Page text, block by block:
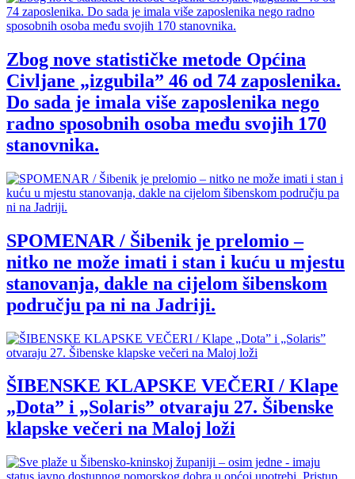
Zbog nove statističke metode Općina
Civljane „izgubila” 46 od 74 zaposlenika.
Do sada je imala više zaposlenika nego
radno sposobnih osoba među svojih 170
stanovnika.
SPOMENAR / Šibenik je prelomio –
nitko ne može imati i stan i kuću u mjestu
stanovanja, dakle na cijelom šibenskom
području pa ni na Jadriji.
ŠIBENSKE KLAPSKE VEČERI / Klape
„Dota” i „Solaris” otvaraju 27. Šibenske
klapske večeri na Maloj loži